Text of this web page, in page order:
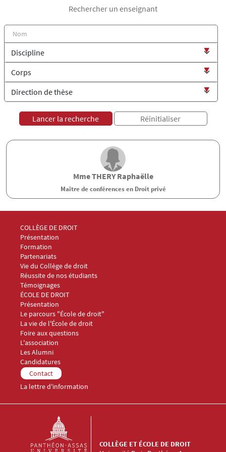
Rechercher un enseignant
MmeTHERYRaphaëlle
Maître de conférences en Droit privé
Menu Footer Collège et École de droit 1
COLLÈGE DE DROIT
Présentation
Formation
Partenariats
Vie du Collège de droit
Réussite de nos étudiants
Témoignages
Menu Footer Collège et École de droit 2
ÉCOLE DE DROIT
Présentation
Le parcours "École de droit"
La vie de l'École de droit
Foire aux questions
Menu Footer Collège et École de droit 3
L'association
Les Alumni
Menu Footer Collège et École de droit 4
Candidatures
Menu Footer Collège et École de droit 5
Contact
La lettre d'information
COLLÈGE ET ÉCOLE DE DROIT